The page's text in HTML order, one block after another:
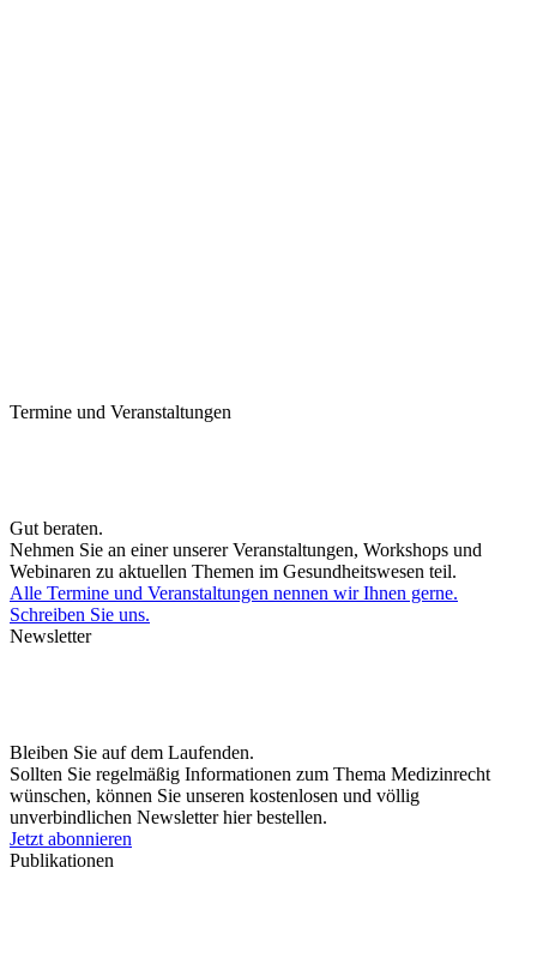
Termine und Veranstaltungen
Gut beraten.
Nehmen Sie an einer unserer Veranstaltungen, Workshops und
Webinaren zu aktuellen Themen im Gesundheitswesen teil.
Alle Termine und Veranstaltungen nennen wir Ihnen gerne.
Schreiben Sie uns.
Newsletter
Bleiben Sie auf dem Laufenden.
Sollten Sie regelmäßig Informationen zum Thema Medizinrecht
wünschen, können Sie unseren kostenlosen und völlig
unverbindlichen Newsletter hier bestellen.
Jetzt abonnieren
Publikationen